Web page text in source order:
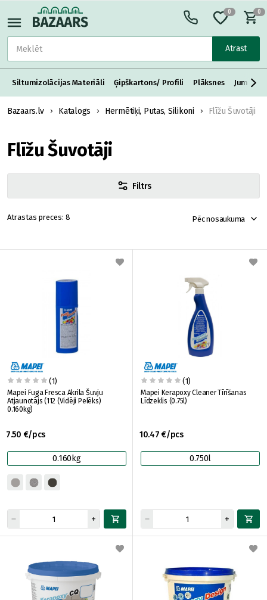
Atrast
0 0
Siltumizolācijas Materiāli Ģipškartons/ Profili Plāksnes Jumta
Bazaars.lv Katalogs Hermētiķi, Putas, Silikoni Flīžu Šuvotāji
Flīžu Šuvotāji
Filtrs
8 Pēc nosaukuma
(1)
Mapei Fuga Fresca Akrila Šuvju
Atjaunotājs (112 (Vidēji Pelēks)
0.160kg)
7.50 €/pcs
0.160kg
(1)
Mapei Kerapoxy Cleaner Tīrīšanas
Līdzeklis (0.75l)
10.47 €/pcs
0.750l